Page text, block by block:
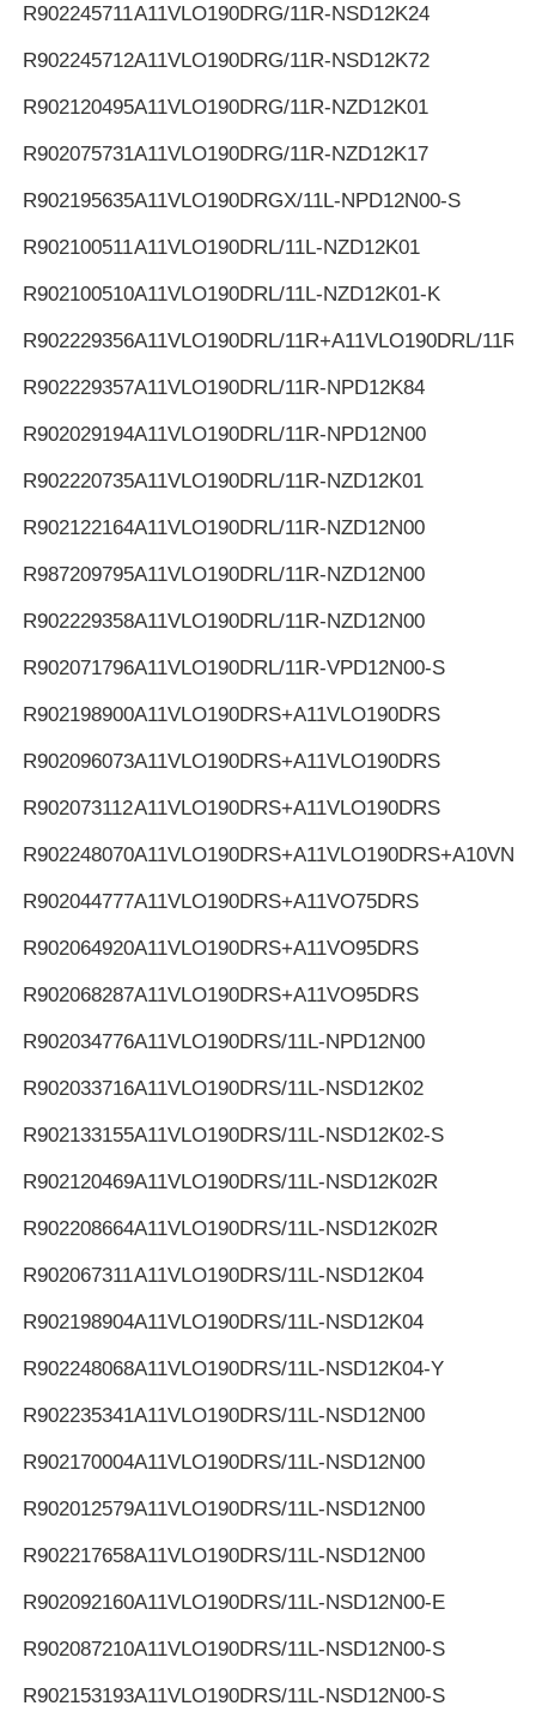
R902245711A11VLO190DRG/11R-NSD12K24
R902245712A11VLO190DRG/11R-NSD12K72
R902120495A11VLO190DRG/11R-NZD12K01
R902075731A11VLO190DRG/11R-NZD12K17
R902195635A11VLO190DRGX/11L-NPD12N00-S
R902100511A11VLO190DRL/11L-NZD12K01
R902100510A11VLO190DRL/11L-NZD12K01-K
R902229356A11VLO190DRL/11R+A11VLO190DRL/11R
R902229357A11VLO190DRL/11R-NPD12K84
R902029194A11VLO190DRL/11R-NPD12N00
R902220735A11VLO190DRL/11R-NZD12K01
R902122164A11VLO190DRL/11R-NZD12N00
R987209795A11VLO190DRL/11R-NZD12N00
R902229358A11VLO190DRL/11R-NZD12N00
R902071796A11VLO190DRL/11R-VPD12N00-S
R902198900A11VLO190DRS+A11VLO190DRS
R902096073A11VLO190DRS+A11VLO190DRS
R902073112A11VLO190DRS+A11VLO190DRS
R902248070
R902044777A11VLO190DRS+A11VO75DRS
R902064920A11VLO190DRS+A11VO95DRS
R902068287A11VLO190DRS+A11VO95DRS
R902034776A11VLO190DRS/11L-NPD12N00
R902033716A11VLO190DRS/11L-NSD12K02
R902133155A11VLO190DRS/11L-NSD12K02-S
R902120469A11VLO190DRS/11L-NSD12K02R
R902208664A11VLO190DRS/11L-NSD12K02R
R902067311A11VLO190DRS/11L-NSD12K04
R902198904A11VLO190DRS/11L-NSD12K04
R902248068A11VLO190DRS/11L-NSD12K04-Y
R902235341A11VLO190DRS/11L-NSD12N00
R902170004A11VLO190DRS/11L-NSD12N00
R902012579A11VLO190DRS/11L-NSD12N00
R902217658A11VLO190DRS/11L-NSD12N00
R902092160A11VLO190DRS/11L-NSD12N00-E
R902087210A11VLO190DRS/11L-NSD12N00-S
R902153193A11VLO190DRS/11L-NSD12N00-S